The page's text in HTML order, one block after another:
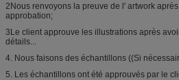
2Nous renvoyons la preuve de l' artwork
approbation;
3Le client approuve les illustrations après
détails...
4. Nous faisons des échantillons ((Si
5. Les échantillons ont été approuvés par le